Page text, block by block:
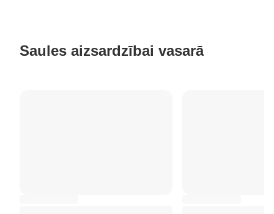
Saules aizsardzībai vasarā